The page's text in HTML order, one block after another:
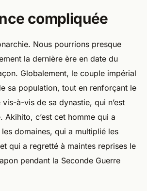
compliquée
Nous pourrions presque
la dernière ère en date du
Globalement, le couple impérial
sa population, tout en renforçant le
à-vis de sa dynastie, qui n’est
Akihito, c’est cet homme qui a
domaines, qui a multiplié les
qui a regretté à maintes reprises le
pendant la Seconde Guerre